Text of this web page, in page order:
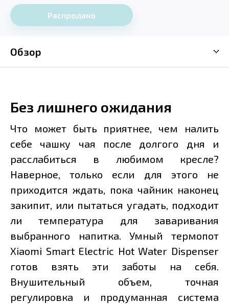
Распродано
Обзор
Без лишнего ожидания
Что может быть приятнее, чем налить
себе чашку чая после долгого дня и
расслабиться в любимом кресле?
Наверное, только если для этого не
приходится ждать, пока чайник наконец
закипит, или пытаться угадать, подходит
ли температура для заваривания
выбранного напитка. Умный термопот
Xiaomi Smart Electric Hot Water Dispenser
готов взять эти заботы на себя.
Внушительный объем, точная
регулировка и продуманная система